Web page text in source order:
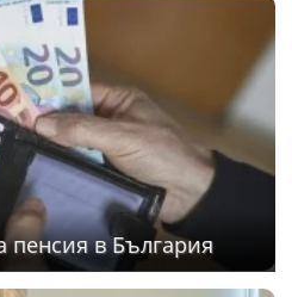
пенсия в България